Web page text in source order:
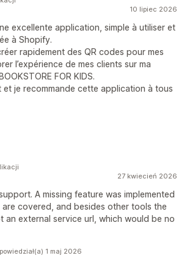
10 lipiec 2026
excellente application, simple à utiliser et
à Shopify.
rapidement des QR codes pour mes
l’expérience de mes clients sur ma
FOR KIDS.
et je recommande cette application à tous
27 kwiecień 2026
A missing feature was implemented
are covered, and besides other tools the
an external service url, which would be no
1 maj 2026